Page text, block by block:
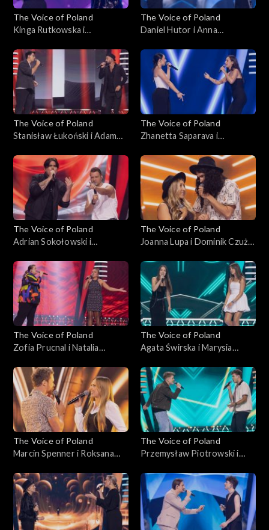
The Voice of Poland
Kinga Rutkowska i
„Love in the Dark”, „The
Voice of Poland”, Bitwy, 25
października 2025
The Voice of Poland
Daniel Hutor i Anna
Reason”, „The Voice of
Poland”, Bitwy, 25
października 2025
The Voice of Poland
Stanisław Łukoński i Adam
Magdaleno”, „The Voice of
Poland”, Bitwy, 25
października 2025
The Voice of Poland
Zhanetta Saparava i
Are Doin’ It for Themselves”,
„The Voice of Poland”, Bitwy,
25 października 2025
The Voice of Poland
Adrian Sokołowski i
Do You Believe In?”; „The
Voice of Poland”, Bitwy, 18
października 2025
The Voice of Poland
Joanna Lupa i Dominik Czuż –
Poland”, Bitwy, 18
października 2025
The Voice of Poland
Zofia Prucnal i Natalia
„The Voice of Poland”, Bitwy,
18 października 2025
The Voice of Poland
Agata Świrska i Marysia
Voice of Poland”, Bitwy, 18
października 2025
The Voice of Poland
Marcin Spenner i Roksana
„The Voice of Poland”, Bitwy,
18 października 2025
The Voice of Poland
Przemysław Piotrowski i
monet”; „The Voice of
Poland”, Bitwy, 18
października 2025